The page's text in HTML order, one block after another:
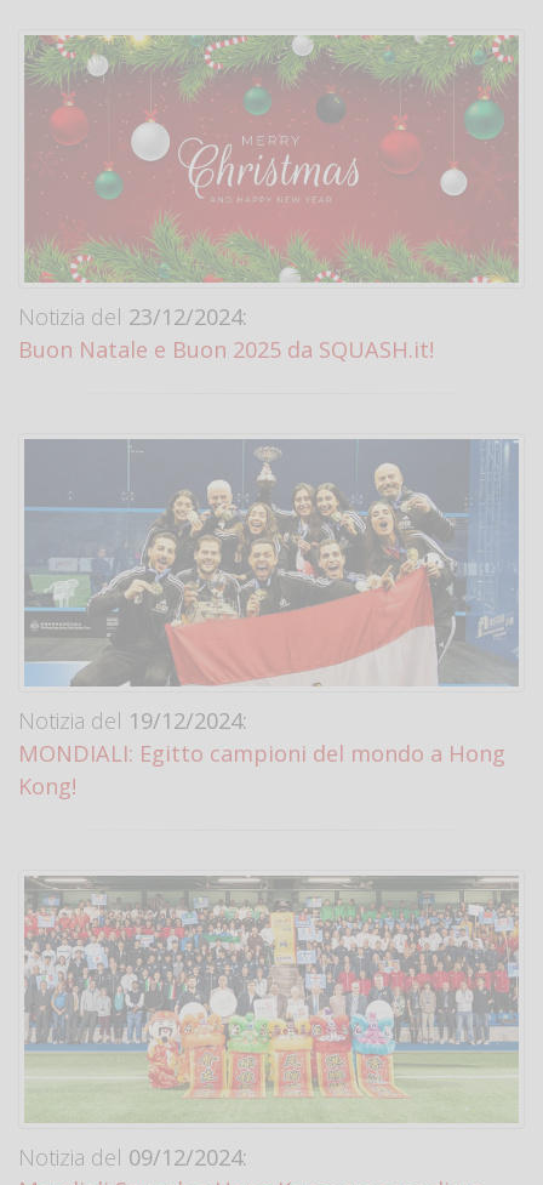
Notizia del 23/12/2024:
Buon Natale e Buon 2025 da SQUASH.it!
Notizia del 19/12/2024:
MONDIALI: Egitto campioni del mondo a Hong
Kong!
Notizia del 09/12/2024: